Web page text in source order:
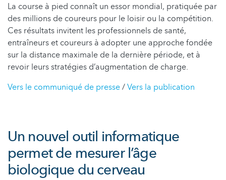
La course à pied connaît un essor mondial, pratiquée par
des millions de coureurs pour le loisir ou la compétition.
Ces résultats invitent les professionnels de santé,
entraîneurs et coureurs à adopter une approche fondée
sur la distance maximale de la dernière période, et à
revoir leurs stratégies d’augmentation de charge.
Vers le communiqué de presse/Vers la publication
Un nouvel outil informatique
permet de mesurer l’âge
biologique du cerveau